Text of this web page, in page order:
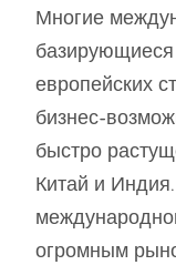
Многие
европейских
бизнес-
быстро
Китай и
огромным